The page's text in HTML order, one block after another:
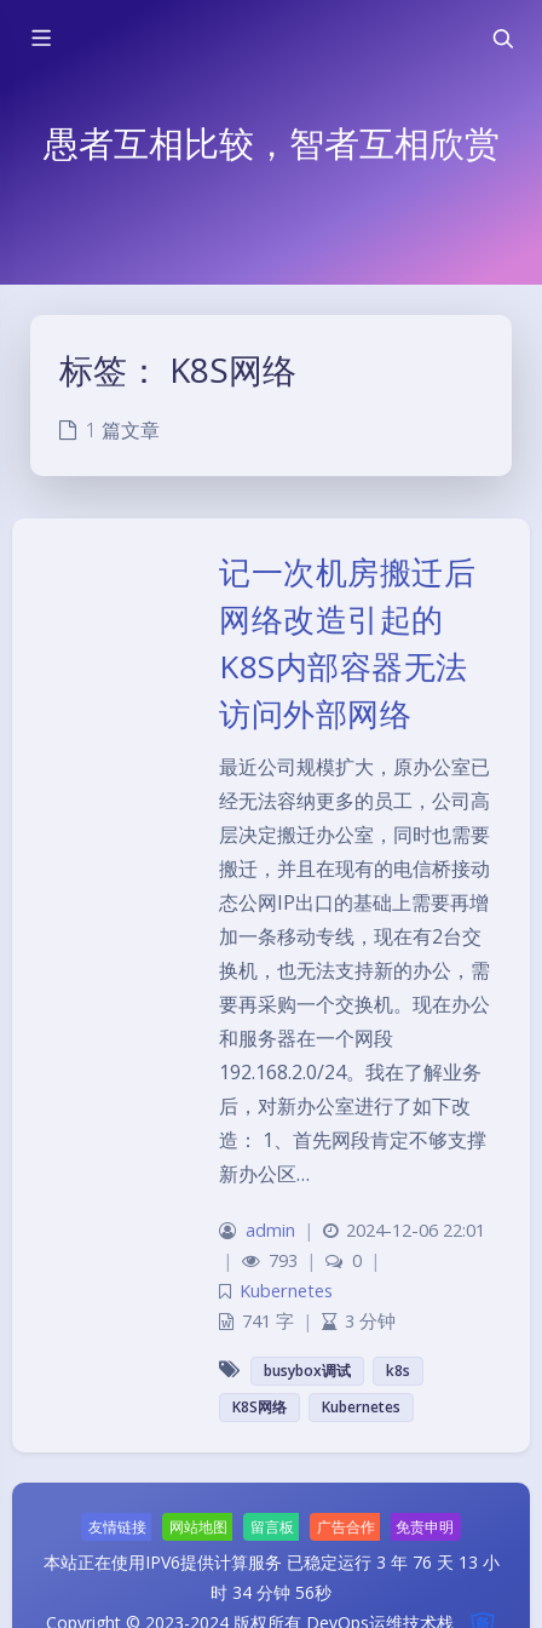
愚者互相比较，智者互相欣赏
关闭 日落 暗化 灰度
标签： K8S网络
1 篇文章
记一次机房搬迁后
网络改造引起的
K8S内部容器无法
访问外部网络
最近公司规模扩大，原办公室已
经无法容纳更多的员工，公司高
层决定搬迁办公室，同时也需要
搬迁，并且在现有的电信桥接动
态公网IP出口的基础上需要再增
加一条移动专线，现在有2台交
换机，也无法支持新的办公，需
要再采购一个交换机。现在办公
和服务器在一个网段
192.168.2.0/24。我在了解业务
后，对新办公室进行了如下改
造： 1、首先网段肯定不够支撑
新办公区…
admin |
2024-12-06 22:01
|
793 | 0 |
Kubernetes
741 字 | 3 分钟
busybox调试
k8s
K8S网络
Kubernetes
友情链接 网站地图 留言板 广告合作 免责申明
本站正在使用IPV6提供计算服务 已稳定运行 3 年 76 天 13 小
时 34 分钟 57秒
Copyright © 2023-2024 版权所有 DevOps运维技术栈